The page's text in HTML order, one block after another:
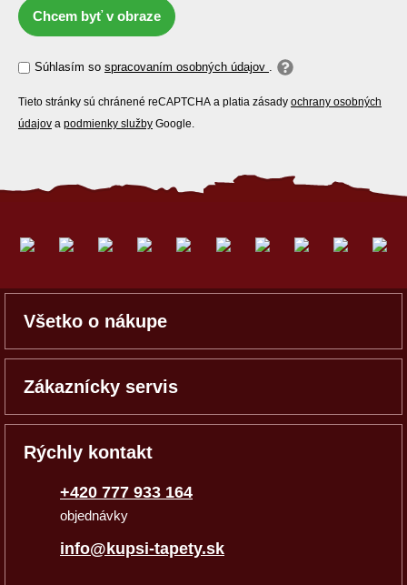
Chcem byť v obraze
Súhlasím so spracovaním osobných údajov .
Tieto stránky sú chránené reCAPTCHA a platia zásady ochrany osobných
údajov a podmienky služby Google.
Všetko o nákupe
Zákaznícky servis
Rýchly kontakt
+420 777 933 164
objednávky
info@kupsi-tapety.sk